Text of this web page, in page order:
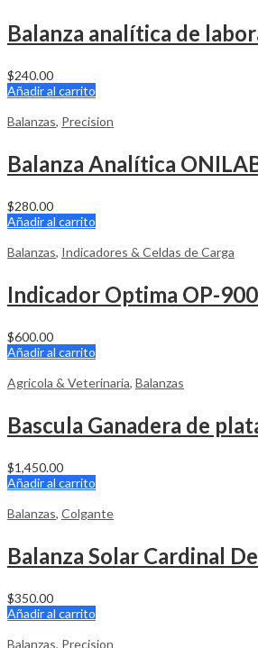
$240.00
Añadir al carrito
Balanzas, Precision
$280.00
Añadir al carrito
Balanzas, Indicadores & Celdas de Carga
$600.00
Añadir al carrito
Agricola & Veterinaria, Balanzas
$1,450.00
Añadir al carrito
Balanzas, Colgante
$350.00
Añadir al carrito
Balanzas, Precision